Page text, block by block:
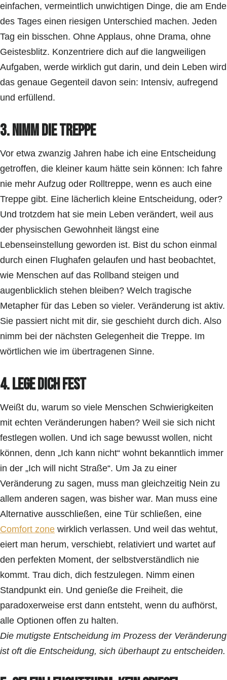
einfachen, vermeintlich unwichtigen Dinge, die am Ende
des Tages einen riesigen Unterschied machen. Jeden
Tag ein bisschen. Ohne Applaus, ohne Drama, ohne
Geistesblitz. Konzentriere dich auf die langweiligen
Aufgaben, werde wirklich gut darin, und dein Leben wird
das genaue Gegenteil davon sein: Intensiv, aufregend
und erfüllend.
3. Nimm die Treppe
Vor etwa zwanzig Jahren habe ich eine Entscheidung
getroffen, die kleiner kaum hätte sein können: Ich fahre
nie mehr Aufzug oder Rolltreppe, wenn es auch eine
Treppe gibt. Eine lächerlich kleine Entscheidung, oder?
Und trotzdem hat sie mein Leben verändert, weil aus
der physischen Gewohnheit längst eine
Lebenseinstellung geworden ist. Bist du schon einmal
durch einen Flughafen gelaufen und hast beobachtet,
wie Menschen auf das Rollband steigen und
augenblicklich stehen bleiben? Welch tragische
Metapher für das Leben so vieler. Veränderung ist aktiv.
Sie passiert nicht mit dir, sie geschieht durch dich. Also
nimm bei der nächsten Gelegenheit die Treppe. Im
wörtlichen wie im übertragenen Sinne.
4. Lege dich fest
Weißt du, warum so viele Menschen Schwierigkeiten
mit echten Veränderungen haben? Weil sie sich nicht
festlegen wollen. Und ich sage bewusst wollen, nicht
können, denn „Ich kann nicht“ wohnt bekanntlich immer
in der „Ich will nicht Straße“. Um Ja zu einer
Veränderung zu sagen, muss man gleichzeitig Nein zu
allem anderen sagen, was bisher war. Man muss eine
Alternative ausschließen, eine Tür schließen, eine
Comfort zone wirklich verlassen. Und weil das wehtut,
eiert man herum, verschiebt, relativiert und wartet auf
den perfekten Moment, der selbstverständlich nie
kommt. Trau dich, dich festzulegen. Nimm einen
Standpunkt ein. Und genieße die Freiheit, die
paradoxerweise erst dann entsteht, wenn du aufhörst,
alle Optionen offen zu halten.
Die mutigste Entscheidung im Prozess der Veränderung
ist oft die Entscheidung, sich überhaupt zu entscheiden.